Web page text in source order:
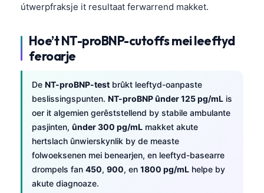
útwerpfraksje it resultaat ferwarrend makket.
Hoe’t NT-proBNP-cutoffs mei leeftyd
feroarje
De NT-proBNP-test brûkt leeftyd-oanpaste
beslissingspunten. NT-proBNP ûnder 125 pg/mL is
oer it algemien gerêststellend by stabile ambulante
pasjinten, ûnder 300 pg/mL makket akute
hertslach ûnwierskynlik by de measte
folwoeksenen mei benearjen, en leeftyd-basearre
drompels fan 450, 900, en 1800 pg/mL helpe by
akute diagnoaze.